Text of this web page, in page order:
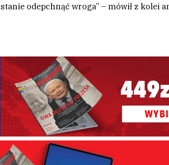
odepchnąć wroga” – mówił z kolei